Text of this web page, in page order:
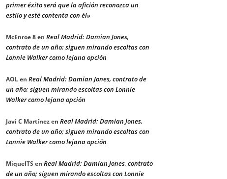
primer éxito será que la afición reconozca un
estilo y esté contenta con él»
McEnroe 8en Real Madrid: Damian Jones,
contrato de un año; siguen mirando escoltas con
Lonnie Walker como lejana opción
AOLen Real Madrid: Damian Jones, contrato de
un año; siguen mirando escoltas con Lonnie
Walker como lejana opción
Javi C Martínezen Real Madrid: Damian Jones,
contrato de un año; siguen mirando escoltas con
Lonnie Walker como lejana opción
MiquelTS en Real Madrid: Damian Jones, contrato
de un año; siguen mirando escoltas con Lonnie